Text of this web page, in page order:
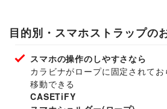
目的別・スマホストラップの
スマホの操作のしやすさなら
カラビナがロープに固定されて
移動できる
CASETiFY